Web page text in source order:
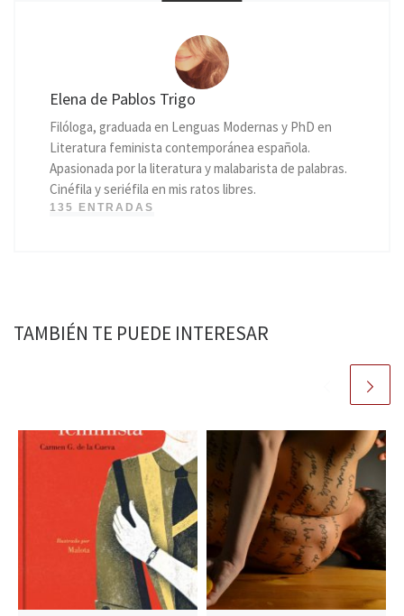
Elena de Pablos Trigo
Filóloga, graduada en Lenguas Modernas y PhD en
Literatura feminista contemporánea española.
Apasionada por la literatura y malabarista de palabras.
Cinéfila y seriéfila en mis ratos libres.
135 ENTRADAS
TAMBIÉN TE PUEDE INTERESAR